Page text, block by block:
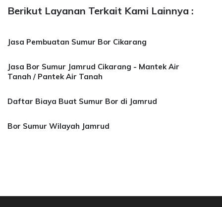
Berikut Layanan Terkait Kami Lainnya :
Jasa Pembuatan Sumur Bor Cikarang
Jasa Bor Sumur Jamrud Cikarang - Mantek Air
Tanah / Pantek Air Tanah
Daftar Biaya Buat Sumur Bor di Jamrud
Bor Sumur Wilayah Jamrud